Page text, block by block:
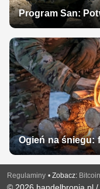
Program San:
Ogień na śniegu:
Regulaminy • Zobacz: